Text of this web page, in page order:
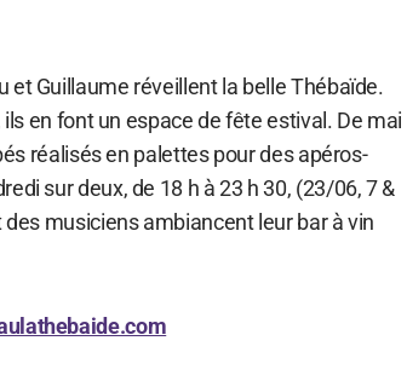
et Guillaume réveillent la belle Thébaïde.
en font un espace de fête estival. De mai
réalisés en palettes pour des apéros-
sur deux, de 18 h à 23 h 30, (23/06, 7 &
musiciens ambiancent leur bar à vin